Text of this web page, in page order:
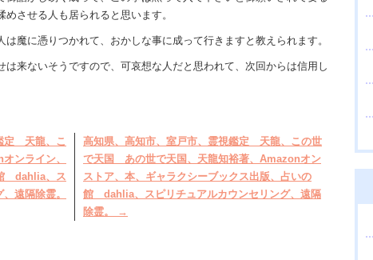
させる人も居られると思います。
魔に憑りつかれて、おかしな事に成って行きますと教えられます。
は来ないそうですので、可哀想な人だと思われて、次回からは信用し
定 天龍、こ
ンライン、
dahlia、ス
遠隔除霊。
高知県、高知市、室戸市、霊視鑑定 天龍、この世
で天国 あの世で天国、天龍知裕著、Amazonオン
ストア、本、ギャラクシーブックス出版、占いの
館 dahlia、スピリチュアルカウンセリング、遠隔
除霊。
→